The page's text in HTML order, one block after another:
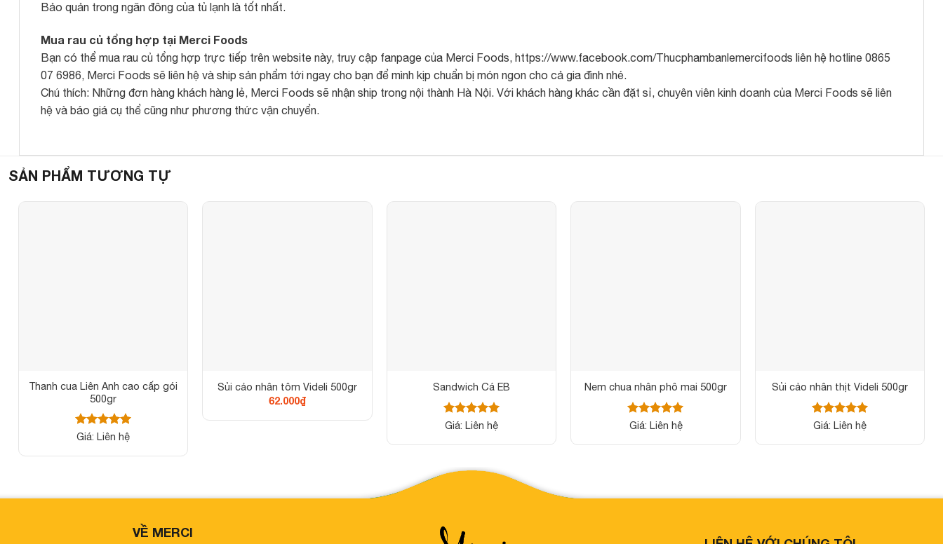
Bảo quản trong ngăn đông của tủ lạnh là tốt nhất.
Mua rau củ tổng hợp tại Merci Foods
Bạn có thể mua rau củ tổng hợp trực tiếp trên website này, truy cập fanpage của Merci Foods, https://www.facebook.com/Thucphambanlemercifoods liên hệ hotline 0865
07 6986, Merci Foods sẽ liên hệ và ship sản phẩm tới ngay cho bạn để mình kịp chuẩn bị món ngon cho cả gia đình nhé.
Chú thích: Những đơn hàng khách hàng lẻ, Merci Foods sẽ nhận ship trong nội thành Hà Nội. Với khách hàng khác cần đặt sỉ, chuyên viên kinh doanh của Merci Foods sẽ liên
hệ và báo giá cụ thể cũng như phương thức vận chuyển.
SẢN PHẨM TƯƠNG TỰ
Thanh cua Liên Anh cao cấp gói
500gr
Được xếp
sao
Giá: Liên hệ
Sủi cảo nhân tôm Videli 500gr
62.000₫
Sandwich Cá EB
Được xếp
sao
Giá: Liên hệ
Nem chua nhân phô mai 500gr
Được xếp
sao
Giá: Liên hệ
Sủi cảo nhân thịt Videli 500gr
Được xếp
sao
Giá: Liên hệ
VỀ MERCI